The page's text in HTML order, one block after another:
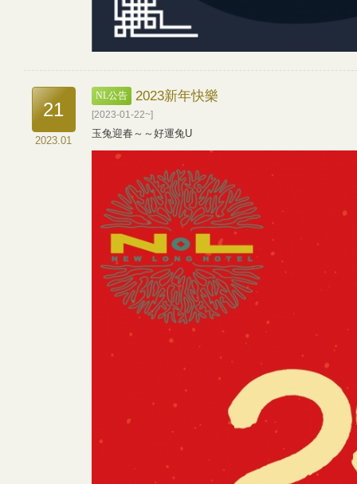
21
2023.01
NL公告 2023新年快樂
[2023-01-22~]
玉兔迎春～～好運兔U